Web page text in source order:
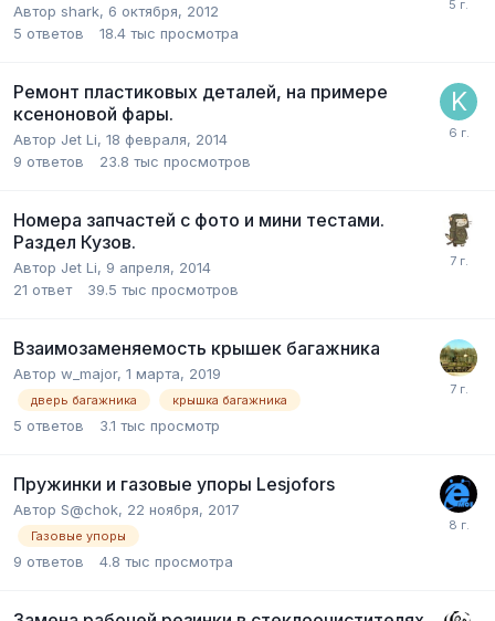
Автор shark, 6 октября, 2012
5 ответов 18.4 тыс просмотра
Ремонт пластиковых деталей, на примере
ксеноновой фары.
Автор Jet Li, 18 февраля, 2014
9 ответов 23.8 тыс просмотров
Номера запчастей с фото и мини тестами.
Раздел Кузов.
Автор Jet Li, 9 апреля, 2014
21 ответ 39.5 тыс просмотров
Взаимозаменяемость крышек багажника
Автор w_major, 1 марта, 2019
дверь багажника крышка багажника
5 ответов 3.1 тыс просмотр
Пружинки и газовые упоры Lesjofors
Автор S@chok, 22 ноября, 2017
Газовые упоры
9 ответов 4.8 тыс просмотра